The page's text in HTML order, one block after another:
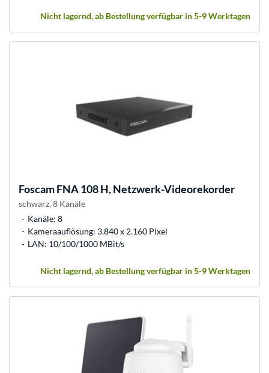
Nicht lagernd, ab Bestellung verfügbar in 5-9 Werktagen
FoscamFNA 108 H, Netzwerk-Videorekorder
schwarz, 8 Kanäle
Kanäle: 8
Kameraauflösung: 3.840 x 2.160 Pixel
LAN: 10/100/1000 MBit/s
Nicht lagernd, ab Bestellung verfügbar in 5-9 Werktagen